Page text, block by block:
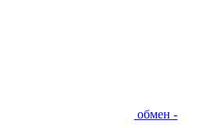
обмен -